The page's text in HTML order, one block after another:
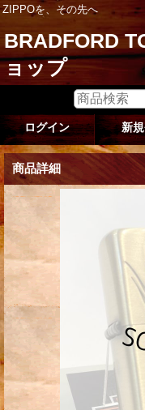
ZIPPOを、その先へ
BRADFORD
ョップ
ログイン 新
商品詳細